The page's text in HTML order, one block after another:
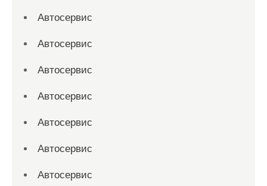
Автосервис
Автосервис
Автосервис
Автосервис
Автосервис
Автосервис
Автосервис